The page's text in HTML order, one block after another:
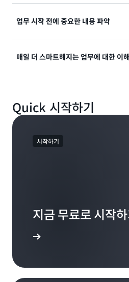
Amazon Quick은 컴퓨터에 있
합니다. 질문을 하면 어디에 있
업무 시작 전에 중요한 내용 파악
Amazon Quick은 백그라운드
인할 필요가 없습니다. Quick이
파악하고 있으니까요.
매일 더 스마트해지는 업무에 대한 이해
화, 파일에서 업무가 어떻게 연
식 그래프를 작성합니다. 이는
할 내용이 줄어듭니다. 또한
Quick 시작하기
시작하기
지금 무료로 시작